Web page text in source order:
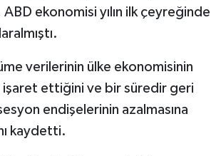
ekonomisi yılın ilk çeyreğinde
verilerinin ülke ekonomisinin
işaret ettiğini ve bir süredir geri
endişelerinin azalmasına
kaydetti.